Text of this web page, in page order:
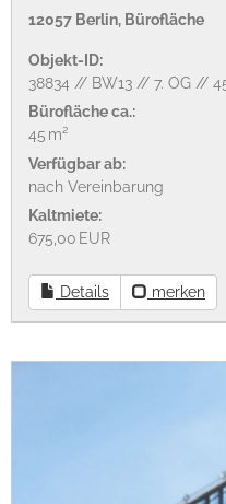
12057 Berlin, Bürofläche
Objekt-ID:
38834 // BW13 // 7. OG //
Bürofläche ca.:
45 m²
Verfügbar ab:
nach Vereinbarung
Kaltmiete:
675,00 EUR
Details merken